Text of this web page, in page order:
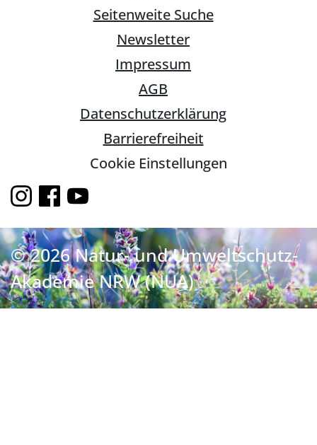
Seitenweite Suche
Newsletter
Impressum
AGB
Datenschutzerklärung
Barrierefreiheit
Cookie Einstellungen
© 2026 Natur- und Umweltschutz-
Akademie NRW (NUA)